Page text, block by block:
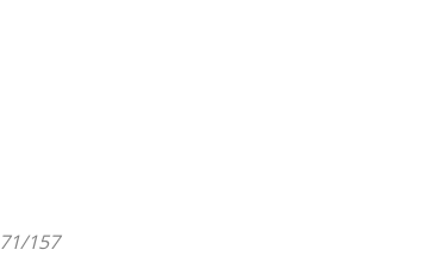
71/157